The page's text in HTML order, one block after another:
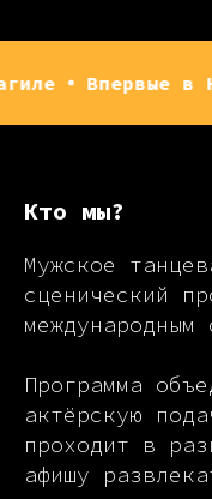
в Нижнем
Кто мы?
Мужское
сценический
международным
Программа
актёрскую
проходит в
афишу